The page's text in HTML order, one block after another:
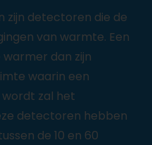
zijn detectoren die de
van warmte. Een
dan zijn
waarin een
zal het
detectoren hebben
de 10 en 60